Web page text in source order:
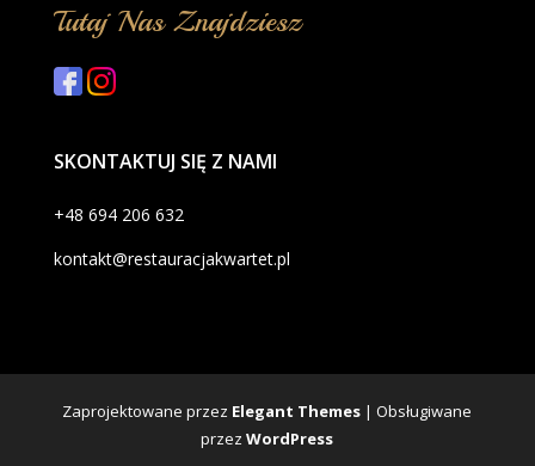
Tutaj Nas Znajdziesz
SKONTAKTUJ SIĘ Z NAMI
+48 694 206 632
kontakt@restauracjakwartet.pl
Zaprojektowane przez Elegant Themes | Obsługiwane
przezWordPress